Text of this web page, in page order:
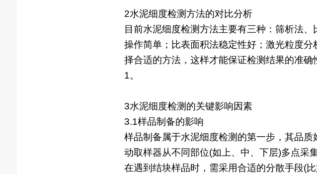
2水泥细度检测方法的对比分析
目前水泥细度检测方法主要有三种：筛析法
操作简单；比表面积法稳定性好；激光粒度
择合适的方法，这样才能保证检测结果的准
1。
3水泥细度检测的关键影响因素
3.1样品制备的影响
样品制备属于水泥细度检测的第一步，其品
动取样器从不同部位(如上、中、下层)多点采
在遇到结块样品时，需采用合适的分散手段(